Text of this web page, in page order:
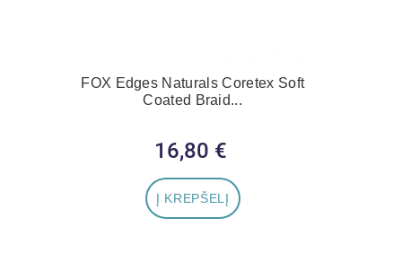
FOX Edges Naturals Coretex Soft
Coated Braid...
Kaina
16,80 €
Į KREPŠELĮ